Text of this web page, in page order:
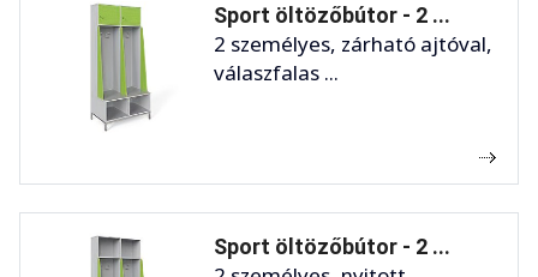
Sport öltözőbútor - 2 ...
2 személyes, zárható ajtóval,
válaszfalas ...
Sport öltözőbútor - 2 ...